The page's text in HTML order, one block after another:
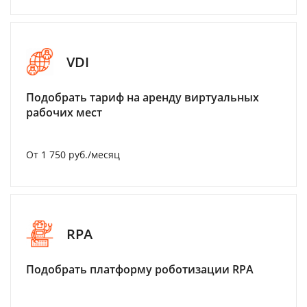
VDI
Подобрать тариф на аренду виртуальных
рабочих мест
От 1 750 руб./месяц
RPA
Подобрать платформу роботизации RPA